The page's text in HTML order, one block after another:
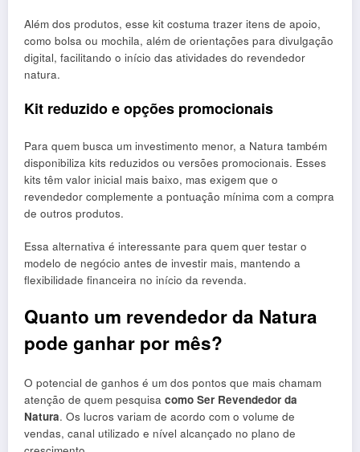
Além dos produtos, esse kit costuma trazer itens de apoio,
como bolsa ou mochila, além de orientações para divulgação
digital, facilitando o início das atividades do revendedor
natura.
Kit reduzido e opções promocionais
Para quem busca um investimento menor, a Natura também
disponibiliza kits reduzidos ou versões promocionais. Esses
kits têm valor inicial mais baixo, mas exigem que o
revendedor complemente a pontuação mínima com a compra
de outros produtos.
Essa alternativa é interessante para quem quer testar o
modelo de negócio antes de investir mais, mantendo a
flexibilidade financeira no início da revenda.
Quanto um revendedor da Natura
pode ganhar por mês?
O potencial de ganhos é um dos pontos que mais chamam
atenção de quem pesquisa como Ser Revendedor da
Natura. Os lucros variam de acordo com o volume de
vendas, canal utilizado e nível alcançado no plano de